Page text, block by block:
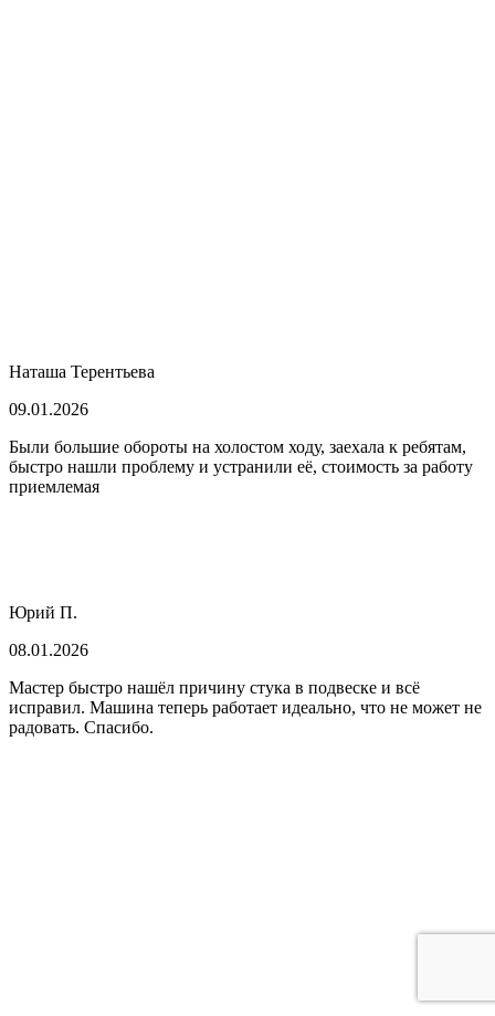
Наташа Терентьева
09.01.2026
Были большие обороты на холостом ходу, заехала к ребятам,
быстро нашли проблему и устранили её, стоимость за работу
приемлемая
Юрий П.
08.01.2026
Мастер быстро нашёл причину стука в подвеске и всё
исправил. Машина теперь работает идеально, что не может не
радовать. Спасибо.